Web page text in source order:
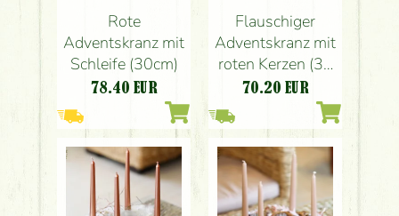
Rote
Adventskranz mit
Schleife (30cm)
78.40 EUR
Flauschiger
Adventskranz mit
roten Kerzen (30
cm)
70.20 EUR